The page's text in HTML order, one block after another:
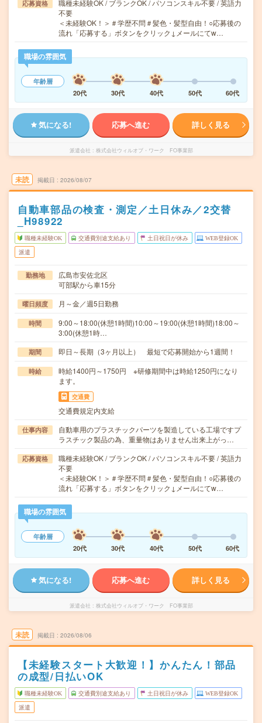
応募資格
職種未経験OK / ブランクOK / パソコンスキル不要 / 英語力
不要
＜未経験OK！＞＃学歴不問＃髪色・髪型自由！○応募後の
流れ「応募する」ボタンをクリック↓メールにてw…
職場の雰囲気
年齢層
20代
30代 40代 50代 60代
気になる! 応募へ進む 詳しく見る
派遣会社 株式会社ウィルオブ・ワーク FO事業部
未読 掲載日 2026/08/07
自動車部品の検査・測定／土日休み／2交替
_H98922
職種未経験OK 交通費別途支給あり 土日祝日が休み WEB登録OK
派遣
勤務地
広島市安佐北区
可部駅から車15分
曜日頻度 月～金／週5日勤務
時間
9:00～18:00(休憩1時間)10:00～19:00(休憩1時間)18:00～
3:00(休憩1時…
期間 即日～長期（3ヶ月以上） 最短で応募開始から1週間！
時給
時給1400円～1750円 ※研修期間中は時給1250円になり
ます。
交通費
交通費規定内支給
仕事内容
自動車用のプラスチックパーツを製造している工場ですプ
ラスチック製品の為、重量物はありません出来上がっ…
応募資格
職種未経験OK / ブランクOK / パソコンスキル不要 / 英語力
不要
＜未経験OK！＞＃学歴不問＃髪色・髪型自由！○応募後の
流れ「応募する」ボタンをクリック↓メールにてw…
職場の雰囲気
年齢層
20代
30代 40代 50代 60代
気になる! 応募へ進む 詳しく見る
派遣会社 株式会社ウィルオブ・ワーク FO事業部
未読 掲載日 2026/08/06
【未経験スタート大歓迎！】かんたん！部品
の成型/日払いOK
職種未経験OK 交通費別途支給あり 土日祝日が休み WEB登録OK
派遣